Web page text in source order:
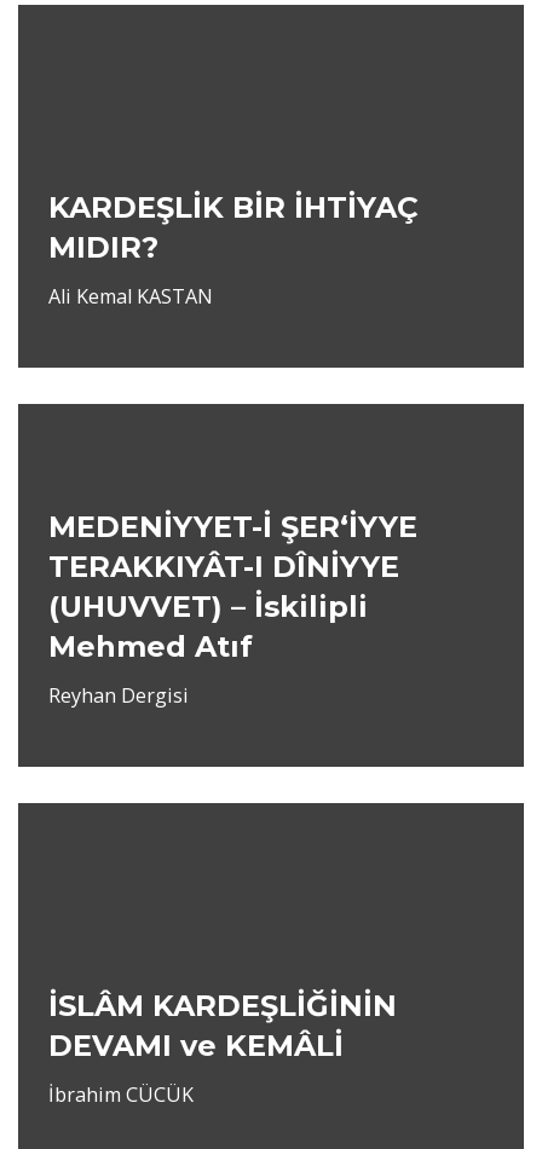
KARDEŞLİK BİR İHTİYAÇ
MIDIR?
Ali Kemal KASTAN
MEDENİYYET-İ ŞER‘İYYE
TERAKKIYÂT-I DÎNİYYE
(UHUVVET) – İskilipli
Mehmed Atıf
Reyhan Dergisi
İSLÂM KARDEŞLİĞİNİN
DEVAMI ve KEMÂLİ
İbrahim CÜCÜK